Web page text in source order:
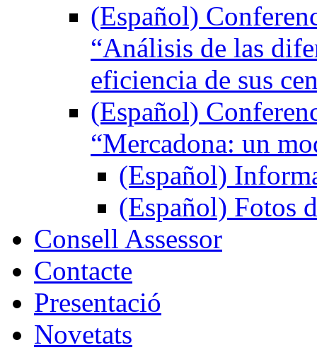
(Español)
“Análisis de las
eficiencia de sus
(Español)
“Mercadona: un
(Español)
(Español) Fotos
Consell Assessor
Contacte
Presentació
Novetats